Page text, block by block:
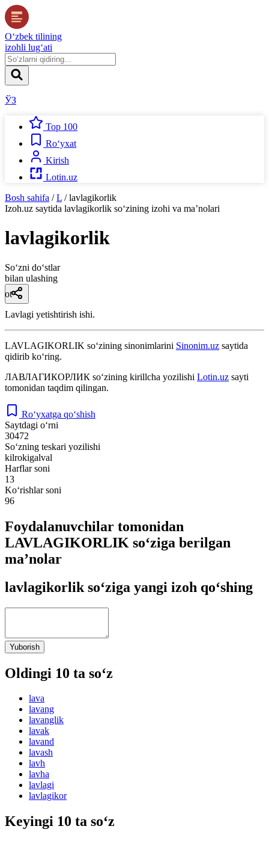
O‘zbek tilining
izohli lug‘ati
ЎЗ
Top 100
Ro‘yxat
Kirish
Lotin.uz
Bosh sahifa / L / lavlagikorlik
Izoh.uz saytida lavlagikorlik so‘zining izohi va ma’nolari
lavlagikorlik
So‘zni do‘stlar
bilan ulashing
ot
Lavlagi yetishtirish ishi.
LAVLAGIKORLIK so‘zining sinonimlarini Sinonim.uz saytida
qidirib ko‘ring.
ЛАВЛАГИКОРЛИК so‘zining kirillcha yozilishi Lotin.uz sayti
tomonidan taqdim qilingan.
Ro‘yxatga qo‘shish
Saytdagi o‘rni
30472
So‘zning teskari yozilishi
kilrokigalval
Harflar soni
13
Ko‘rishlar soni
96
Foydalanuvchilar tomonidan
LAVLAGIKORLIK so‘ziga berilgan
ma’nolar
lavlagikorlik so‘ziga yangi izoh qo‘shing
Yuborish
Oldingi 10 ta so‘z
lava
lavang
lavanglik
lavak
lavand
lavash
lavh
lavha
lavlagi
lavlagikor
Keyingi 10 ta so‘z